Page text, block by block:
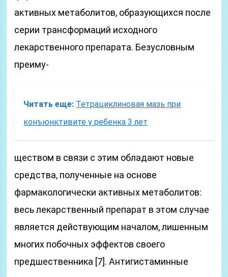
активных метаболитов, образующихся после
серии трансформаций исходного
лекарственного препарата. Безусловным
преиму-
Читать еще: Тетрациклиновая мазь при
конъюнктивите у ребенка 3 лет
ществом в связи с этим обладают новые
средства, полученные на основе
фармакологически активных метаболитов:
весь лекарственный препарат в этом случае
является действующим началом, лишенным
многих побочных эффектов своего
предшественника [7]. Антигистаминные